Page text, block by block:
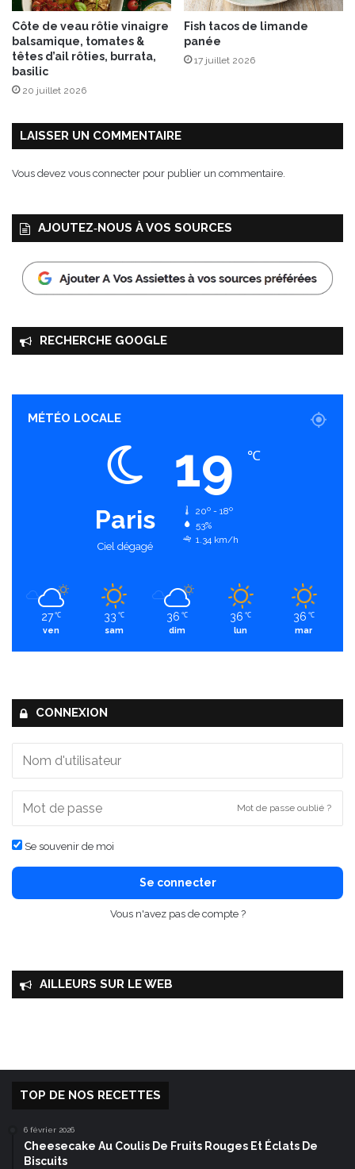
Côte de veau rôtie vinaigre
balsamique, tomates &
têtes d’ail rôties, burrata,
basilic
20 juillet 2026
Fish tacos de limande
panée
17 juillet 2026
LAISSER UN COMMENTAIRE
Vous devez vous connecter pour publier un commentaire.
AJOUTEZ‑NOUS À VOS SOURCES
RECHERCHE GOOGLE
MÉTÉO LOCALE
Paris
Ciel dégagé
19 ℃
20º - 18º
53%
1.34 km/h
27 ℃
ven
33 ℃
sam
36 ℃
dim
36 ℃
lun
36 ℃
mar
CONNEXION
Mot de passe oublié ?
Se souvenir de moi
Se connecter
Vous n'avez pas de compte ?
AILLEURS SUR LE WEB
TOP DE NOS RECETTES
6 février 2026
Cheesecake Au Coulis De Fruits Rouges Et Éclats De
Biscuits